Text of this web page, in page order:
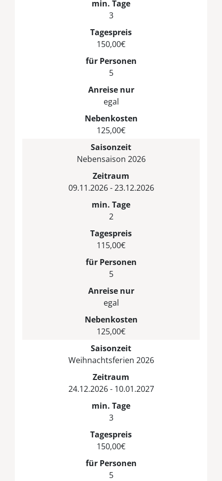
min. Tage
3
Tagespreis
150,00€
für Personen
5
Anreise nur
egal
Nebenkosten
125,00€
Saisonzeit
Nebensaison 2026
Zeitraum
09.11.2026 - 23.12.2026
min. Tage
2
Tagespreis
115,00€
für Personen
5
Anreise nur
egal
Nebenkosten
125,00€
Saisonzeit
Weihnachtsferien 2026
Zeitraum
24.12.2026 - 10.01.2027
min. Tage
3
Tagespreis
150,00€
für Personen
5